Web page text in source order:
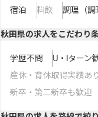
宿泊 料飲 調理（調
秋田県の求人をこだわり
学歴不問 U・Iターン
産休・育休取得実績あり
新卒・第二新卒も歓迎